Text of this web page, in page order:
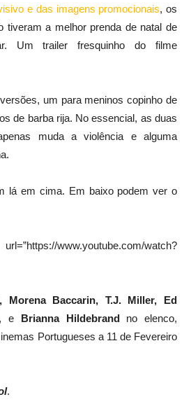
e das imagens promocionais, os
tiveram a melhor prenda de natal de
Um trailer fresquinho do filme
um para meninos copinho de
de barba rija. No essencial, as duas
muda a violência e alguma
lá em cima. Em baixo podem ver o
www.youtube.com/watch?
Morena Baccarin, T.J. Miller, Ed
, e Brianna Hildebrandno elenco,
Portugueses a 11 de Fevereiro
.